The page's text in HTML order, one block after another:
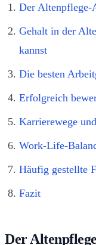
Der Altenpflege-
Gehalt in der
kannst
Die besten
Erfolgreich
Karrierewege
Work-Life-
Häufig gestellte
Fazit
Der